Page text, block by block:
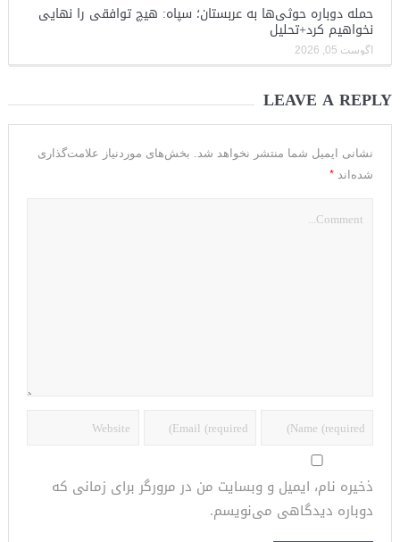
حمله دوباره حوثی‌ها به عربستان؛ سپاه: هیچ توافقی را نهایی
نخواهیم کرد+تحلیل
آگوست 05, 2026
LEAVE A REPLY
نشانی ایمیل شما منتشر نخواهد شد. بخش‌های موردنیاز علامت‌گذاری
شده‌اند *
ذخیره نام، ایمیل و وبسایت من در مرورگر برای زمانی که
دوباره دیدگاهی می‌نویسم.